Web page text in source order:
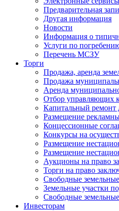
Предварительная
Другая информация
Новости
Информация о
Услуги по
Перечень МСЗУ
Торги
Продажа, аренда
Продажа
Аренда
Отбор управляющих
Капитальный ремонт
Размещение
Концессионные
Конкурсы на
Размещение
Размещение
Аукционы на право
Торги на право
Свободные
Земельные участки
Свободные
Инвесторам